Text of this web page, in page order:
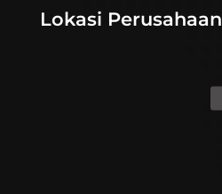
Lokasi Perusahaan